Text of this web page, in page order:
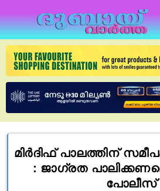
മിർദിഫ് പാലത്തിന്
: ജാഗ്രത
പോലീസ്